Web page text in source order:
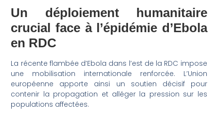
Un déploiement humanitaire
crucial face à l’épidémie d’Ebola
en RDC
La récente flambée d’Ebola dans l’est de la RDC impose
une mobilisation internationale renforcée. L’Union
européenne apporte ainsi un soutien décisif pour
contenir la propagation et alléger la pression sur les
populations affectées.